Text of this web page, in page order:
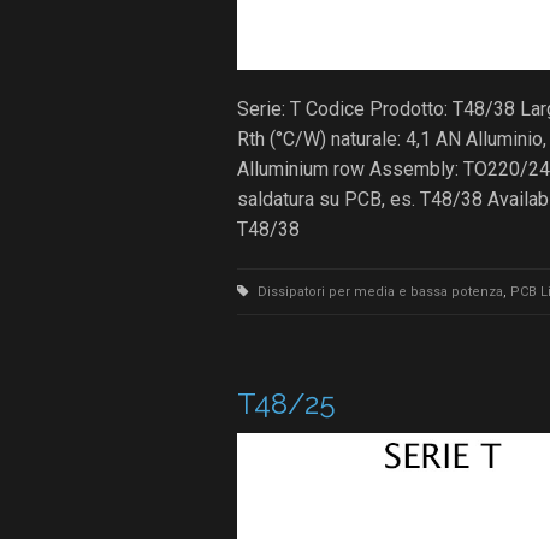
Serie: T Codice Prodotto: T48/38
Rth (°C/W) naturale: 4,1 AN
Alluminium row Assembly: TO220/
saldatura su PCB, es. T48/38
T48/38
Dissipatori per media e bassa potenza, PCB
T48/25